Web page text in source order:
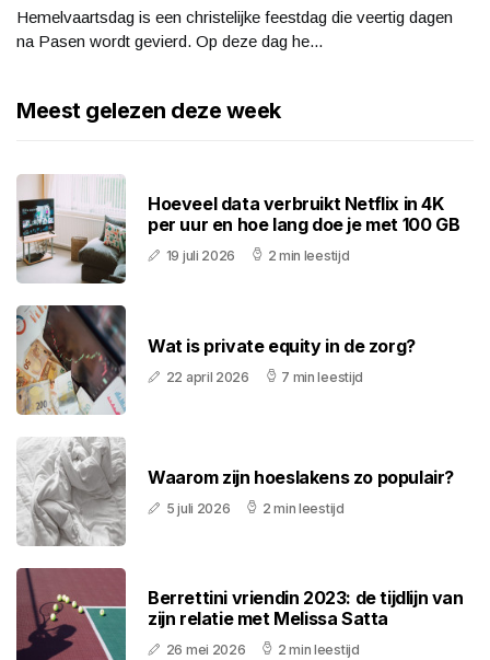
Hemelvaartsdag is een christelijke feestdag die veertig dagen
na Pasen wordt gevierd. Op deze dag he...
Meest gelezen deze week
Hoeveel data verbruikt Netflix in 4K
per uur en hoe lang doe je met 100 GB
19 juli 2026 2 min leestijd
Wat is private equity in de zorg?
22 april 2026 7 min leestijd
Waarom zijn hoeslakens zo populair?
5 juli 2026 2 min leestijd
Berrettini vriendin 2023: de tijdlijn van
zijn relatie met Melissa Satta
26 mei 2026 2 min leestijd